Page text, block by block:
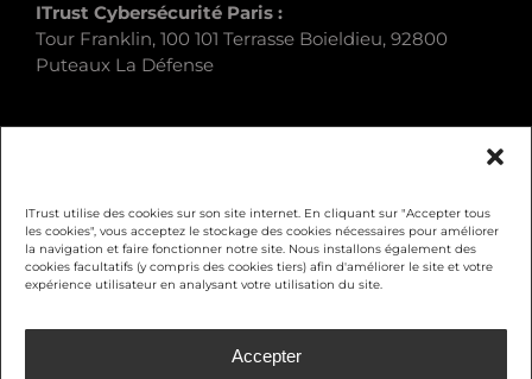
ITrust utilise des cookies sur son site internet. En cliquant sur "Accepter tous
les cookies", vous acceptez le stockage des cookies nécessaires pour améliorer
la navigation et faire fonctionner notre site. Nous installons également des
cookies facultatifs (y compris des cookies tiers) afin d'améliorer le site et votre
expérience utilisateur en analysant votre utilisation du site.
Accepter
ITrust Cybersécurité Paris :
Tour Franklin, 100 101 Terrasse Boieldieu, 92800
Puteaux La Défense
Mentions légales
Politique de confidentialité